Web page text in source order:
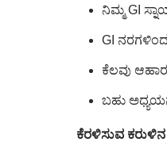
ನಿಮ್ಮ GI
GI ನರಗಳಿಂದ
ಕೆಲವು
ಬಹು
ಕೆರಳಿಸುವ